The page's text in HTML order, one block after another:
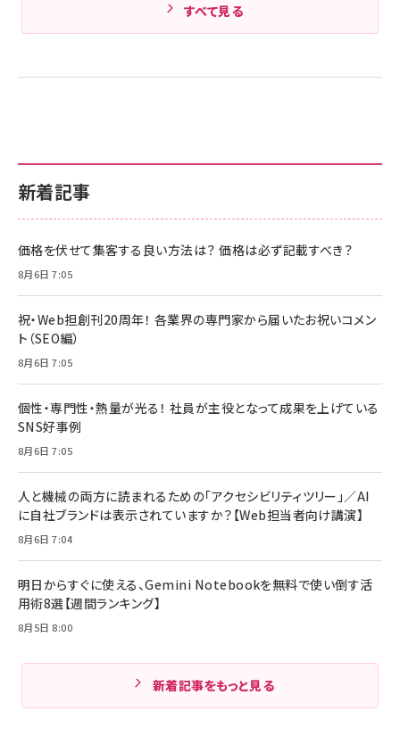
新着記事
価格を伏せて集客する良い方法は？ 価格は必ず記載すべき？
8月6日 7:05
祝・Web担創刊20周年！ 各業界の専門家から届いたお祝いコメン
ト（SEO編）
8月6日 7:05
個性・専門性・熱量が光る！ 社員が主役となって成果を上げている
SNS好事例
8月6日 7:05
人と機械の両方に読まれるための「アクセシビリティツリー」／AI
に自社ブランドは表示されていますか？【Web担当者向け講演】
8月6日 7:04
明日からすぐに使える、Gemini Notebookを無料で使い倒す活
用術8選【週間ランキング】
8月5日 8:00
新着記事をもっと見る
すべて見る